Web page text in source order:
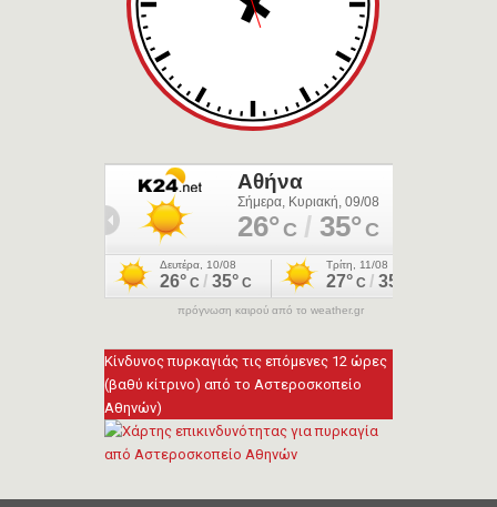
πρόγνωση καιρού από το weather.gr
Κίνδυνος πυρκαγιάς τις επόμενες 12 ώρες
(βαθύ κίτρινο) από το Αστεροσκοπείο
Αθηνών)